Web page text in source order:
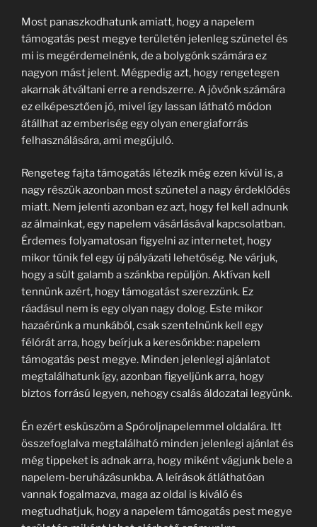
Most panaszkodhatunk amiatt, hogy a napelem
támogatás pest megye területén jelenleg szünetel és
mi is megérdemelnénk, de a bolygónk számára ez
nagyon mást jelent. Mégpedig azt, hogy rengetegen
akarnak átváltani erre a rendszerre. A jövőnk számára
ez elképesztően jó, mivel így lassan látható módon
átállhat az emberiség egy olyan energiaforrás
felhasználására, ami megújuló.
Rengeteg fajta támogatás létezik még ezen kívül is, a
nagy részük azonban most szünetel a nagy érdeklődés
miatt. Nem jelenti azonban ez azt, hogy fel kell adnunk
az álmainkat, egy napelem vásárlásával kapcsolatban.
Érdemes folyamatosan figyelni az internetet, hogy
mikor tűnik fel egy új pályázati lehetőség. Ne várjuk,
hogy a sült galamb a szánkba repüljön. Aktívan kell
tennünk azért, hogy támogatást szerezzünk. Ez
ráadásul nem is egy olyan nagy dolog. Este mikor
hazaérünk a munkából, csak szentelnünk kell egy
félórát arra, hogy beírjuk a keresőnkbe: napelem
támogatás pest megye. Minden jelenlegi ajánlatot
megtalálhatunk így, azonban figyeljünk arra, hogy
biztos forrású legyen, nehogy csalás áldozatai legyünk.
Én ezért esküszöm a Spóroljnapelemmel oldalára. Itt
összefoglalva megtalálható minden jelenlegi ajánlat és
még tippeket is adnak arra, hogy miként vágjunk bele a
napelem-beruházásunkba. A leírások átláthatóan
vannak fogalmazva, maga az oldal is kiváló és
megtudhatjuk, hogy a napelem támogatás pest megye